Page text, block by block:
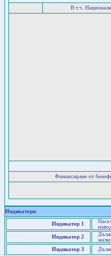
В т.ч.
Финансиране от
Индикатори
Индикатор 1
Индикатор 2
Индикатор 3